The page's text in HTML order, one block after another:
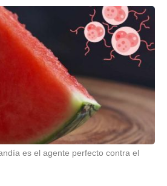
es el agente perfecto contra el